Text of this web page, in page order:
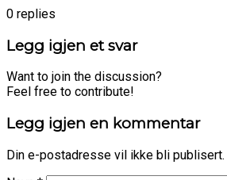
0 replies
Legg igjen et svar
Want to join the discussion?
Feel free to contribute!
Legg igjen en kommentar
Din e-postadresse vil ikke bli publisert.